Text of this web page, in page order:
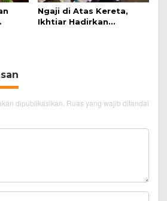
Ngaji di Atas Kereta,
Ikhtiar Hadirkan
dipublikasikan. Ruas yang wajib ditandai